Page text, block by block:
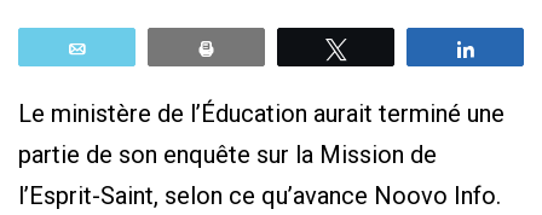
Le ministère de l’Éducation aurait terminé une
partie de son enquête sur la Mission de
l’Esprit-Saint, selon ce qu’avance Noovo Info.